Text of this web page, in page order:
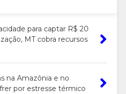
para captar R$ 20
MT cobra recursos
na Amazônia e no
por estresse térmico